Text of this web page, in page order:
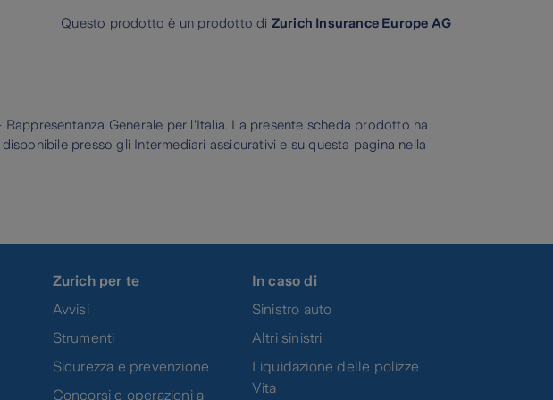
Questo prodotto è un prodotto di Zurich Insurance Europe AG
Generale per l'Italia. La presente scheda prodotto ha
presso gli Intermediari assicurativi e su questa pagina nella
Zurich per te
Avvisi
Strumenti
Sicurezza e prevenzione
Concorsi e operazioni a
In caso di
Sinistro auto
Altri sinistri
Liquidazione delle polizze
Vita